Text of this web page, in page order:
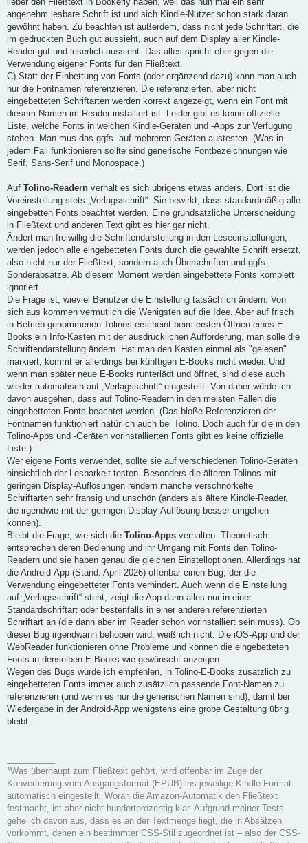
angenehm lesbare Schrift ist und sich Kindle-Nutzer schon stark daran
gewöhnt haben. Zu beachten ist außerdem, dass nicht jede Schriftart, die
im gedruckten Buch gut aussieht, auch auf dem Display aller Kindle-
Reader gut und leserlich aussieht. Das alles spricht eher gegen die
Verwendung eigener Fonts für den Fließtext.
C) Statt der Einbettung von Fonts (oder ergänzend dazu) kann man auch
nur die Fontnamen referenzieren. Die referenzierten, aber nicht
eingebetteten Schriftarten werden korrekt angezeigt, wenn ein Font mit
diesem Namen im Reader installiert ist. Leider gibt es keine offizielle
Liste, welche Fonts in welchen Kindle-Geräten und -Apps zur Verfügung
stehen. Man mus das ggfs. auf mehreren Geräten austesten. (Was in
jedem Fall funktionieren sollte sind generische Fontbezeichnungen wie
Serif, Sans-Serif und Monospace.)
Auf Tolino-Readern verhält es sich übrigens etwas anders. Dort ist die
Voreinstellung stets „Verlagsschrift“. Sie bewirkt, dass standardmäßig alle
eingebetten Fonts beachtet werden. Eine grundsätzliche Unterscheidung
in Fließtext und anderen Text gibt es hier gar nicht.
Ändert man freiwillig die Schriftendarstellung in den Leseeinstellungen,
werden jedoch alle eingebetteten Fonts durch die gewählte Schrift ersetzt,
also nicht nur der Fließtext, sondern auch Überschriften und ggfs.
Sonderabsätze. Ab diesem Moment werden eingebettete Fonts komplett
ignoriert.
Die Frage ist, wieviel Benutzer die Einstellung tatsächlich ändern. Von
sich aus kommen vermutlich die Wenigsten auf die Idee. Aber auf frisch
in Betrieb genommenen Tolinos erscheint beim ersten Öffnen eines E-
Books ein Info-Kasten mit der ausdrücklichen Aufforderung, man solle die
Schriftendarstellung ändern. Hat man den Kasten einmal als "gelesen"
markiert, kommt er allerdings bei künftigen E-Books nicht wieder. Und
wenn man später neue E-Books runterlädt und öffnet, sind diese auch
wieder automatisch auf „Verlagsschrift“ eingestellt. Von daher würde ich
davon ausgehen, dass auf Tolino-Readern in den meisten Fällen die
eingebetteten Fonts beachtet werden. (Das bloße Referenzieren der
Fontnamen funktioniert natürlich auch bei Tolino. Doch auch für die in den
Tolino-Apps und -Geräten vorinstallierten Fonts gibt es keine offizielle
Liste.)
Wer eigene Fonts verwendet, sollte sie auf verschiedenen Tolino-Geräten
hinsichtlich der Lesbarkeit testen. Besonders die älteren Tolinos mit
geringen Display-Auflösungen rendern manche verschnörkelte
Schriftarten sehr fransig und unschön (anders als ältere Kindle-Reader,
die irgendwie mit der geringen Display-Auflösung besser umgehen
können).
Bleibt die Frage, wie sich die Tolino-Apps verhalten. Theoretisch
entsprechen deren Bedienung und ihr Umgang mit Fonts den Tolino-
Readern und sie haben genau die gleichen Einstelloptionen. Allerdings hat
die Android-App (Stand: April 2026) offenbar einen Bug, der die
Verwendung eingebetteter Fonts verhindert. Auch wenn die Einstellung
auf „Verlagsschrift“ steht, zeigt die App dann alles nur in einer
Standardschriftart oder bestenfalls in einer anderen referenzierten
Schriftart an (die dann aber im Reader schon vorinstalliert sein muss). Ob
dieser Bug irgendwann behoben wird, weiß ich nicht. Die iOS-App und der
WebReader funktionieren ohne Probleme und können die eingebetteten
Fonts in denselben E-Books wie gewünscht anzeigen.
Wegen des Bugs würde ich empfehlen, in Tolino-E-Books zusätzlich zu
eingebetteten Fonts immer auch zusätzlich passende Font-Namen zu
referenzieren (und wenn es nur die generischen Namen sind), damit bei
Wiedergabe in der Android-App wenigstens eine grobe Gestaltung übrig
bleibt.
*Was überhaupt zum Fließtext gehört, wird offenbar im Zuge der
Konvertierung vom Ausgangsformat (EPUB) ins jeweilige Kindle-Format
automatisch eingestellt. Woran die Amazon-Automatik den Fließtext
festmacht, ist aber nicht hundertprozentig klar. Aufgrund meiner Tests
gehe ich davon aus, dass es an der Textmenge liegt, die in Absätzen
vorkommt, denen ein bestimmter CSS-Stil zugeordnet ist – also der CSS-